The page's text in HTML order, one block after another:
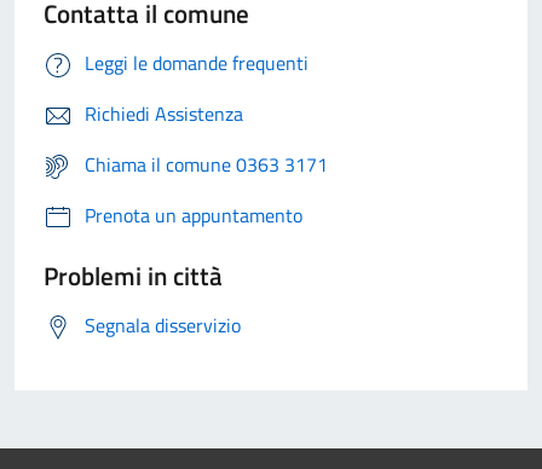
Contatta il comune
Leggi le domande frequenti
Richiedi Assistenza
Chiama il comune 0363 3171
Prenota un appuntamento
Problemi in città
Segnala disservizio